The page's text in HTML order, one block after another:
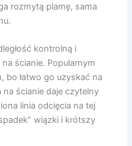
rozmytą plamę, sama
kontrolną i
ścianie. Popularnym
bo łatwo go uzyskać na
na ścianie daje czytelny
linia odcięcia na tej
wiązki i krótszy